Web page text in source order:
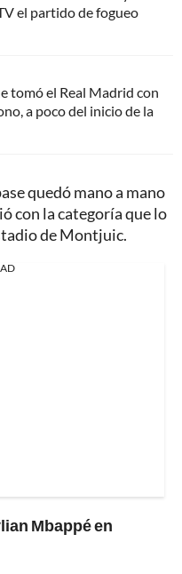
el partido de fogueo
tomó el Real Madrid con
a poco del inicio de la
quedó mano a mano
con la categoría que lo
de Montjuic.
Mbappé en